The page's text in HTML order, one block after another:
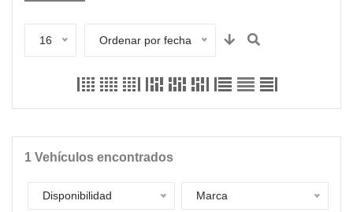
16 Ordenar por fecha
1 Vehículos encontrados
Disponibilidad Marca